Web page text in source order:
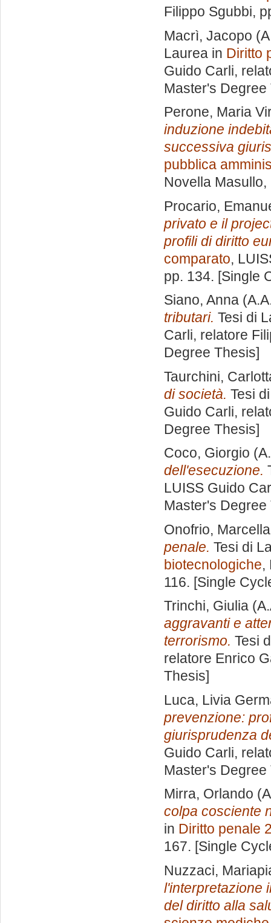
Filippo Sgubbi,
Macrì, Jacopo
Laurea in Diritto
Guido Carli,
Master's Degree
Perone, Maria
induzione
successiva
pubblica
Novella Masullo,
Procario,
privato e il
profili di diritto
comparato,
pp. 134. [Single
Siano, Anna
tributari. Tesi di
Carli, relatore
Degree Thesis]
Taurchini,
di società. Tesi
Guido Carli,
Degree Thesis]
Coco, Giorgio
dell'esecuzione.
LUISS Guido
Master's Degree
Onofrio, Marcella
penale. Tesi di
biotecnologiche,
116. [Single
Trinchi, Giulia
aggravanti e
terrorismo. Tesi
relatore Enrico
Thesis]
Luca, Livia
prevenzione:
giurisprudenza
Guido Carli,
Master's Degree
Mirra, Orlando
colpa cosciente
in Diritto penale
167. [Single
Nuzzaci,
l'interpretazione
del diritto alla